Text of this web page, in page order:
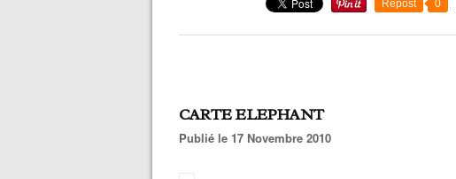
Repost 0
CARTE ELEPHANT
Publié le 17 Novembre 2010